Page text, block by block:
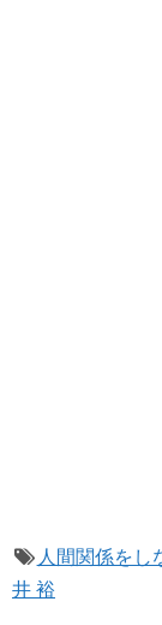
人間関係をし
井 裕